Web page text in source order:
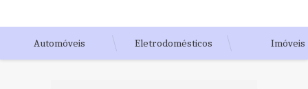
Automóveis Eletrodomésticos Imóveis